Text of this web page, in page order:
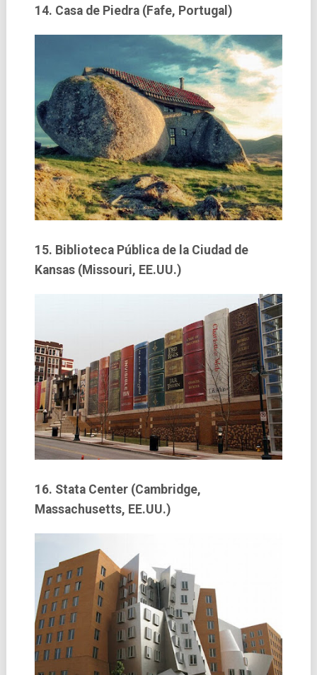
14. Casa de Piedra (Fafe, Portugal)
15. Biblioteca Pública de la Ciudad de
Kansas (Missouri, EE.UU.)
16. Stata Center (Cambridge,
Massachusetts, EE.UU.)